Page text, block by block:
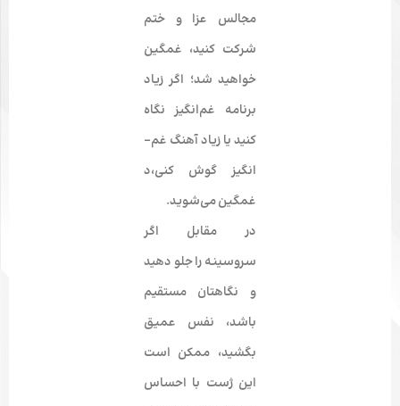
مجالس عزا و ختم
شرکت کنید، غمگین
خواهید شد؛ اگر زیاد
برنامه غم‌­انگیز نگاه
کنید یا زیاد آهنگ غم‌­
انگیز گوش کنی،د
غمگین می‌­شوید.
در مقابل اگر
سروسینه را جلو دهید
و نگاهتان مستقیم
باشد، نفس عمیق
بگشید، ممکن است
این ژست با احساس